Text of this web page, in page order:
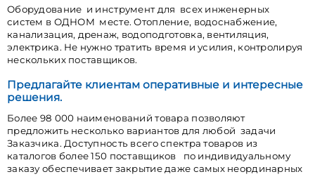
Оборудование и инструмент для всех инженерных
систем в ОДНОМ месте. Отопление, водоснабжение,
канализация, дренаж, водоподготовка, вентиляция,
электрика. Не нужно тратить время и усилия, контролируя
нескольких поставщиков.
Предлагайте клиентам оперативные и интересные
решения.
Более 98 000 наименований товара позволяют
предложить несколько вариантов для любой задачи
Заказчика. Доступность всего спектра товаров из
каталогов более 150 поставщиков по индивидуальному
заказу обеспечивает закрытие даже самых неординарных